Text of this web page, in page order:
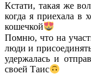
Кстати, такая же
когда я приехала в
кошечкой
Помню, что на
люди и
удержалась и
своей Таис